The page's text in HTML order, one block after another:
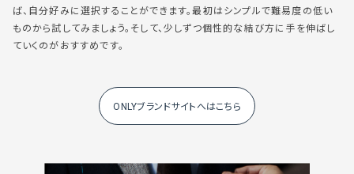
ば、自分好みに選択することができます。最初はシンプルで難易度の低い
ものから試してみましょう。そして、少しずつ個性的な結び方に手を伸ばし
ていくのがおすすめです。
ONLYブランドサイトへはこちら